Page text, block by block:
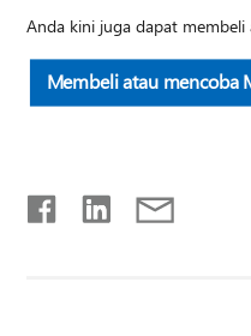
Anda kini juga dapat
Membeli atau mencoba